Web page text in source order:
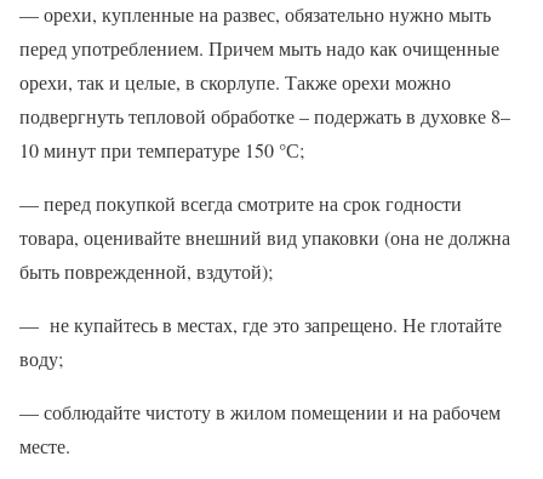
— орехи, купленные на развес, обязательно нужно мыть
перед употреблением. Причем мыть надо как очищенные
орехи, так и целые, в скорлупе. Также орехи можно
подвергнуть тепловой обработке – подержать в духовке 8–
10 минут при температуре 150 °С;
— перед покупкой всегда смотрите на срок годности
товара, оценивайте внешний вид упаковки (она не должна
быть поврежденной, вздутой);
— не купайтесь в местах, где это запрещено. Не глотайте
воду;
— соблюдайте чистоту в жилом помещении и на рабочем
месте.